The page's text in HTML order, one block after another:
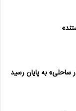
ساحلی» به پایان رسید